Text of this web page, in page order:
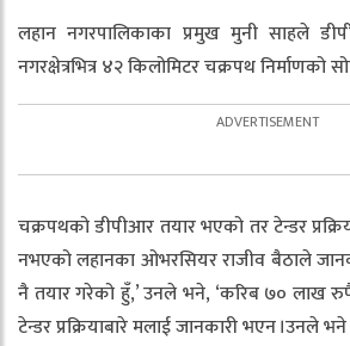
लहान नगरपालिकाका प्रमुख मुनी साहले
नगरक्षेत्रभित्र ४२ किलोमिटर चक्रपथ निर्माणको
चक्रपथको डीपीआर तयार भएको तर टेन्डर
नभएको लहानका ओभरसियर राजीव बैठाले
नै तयार गरेको हुँ,’ उनले भने, ‘करिब ७० लाख
टेन्डर प्रक्रियाबारे मलाई जानकारी भएन ।उनले भने